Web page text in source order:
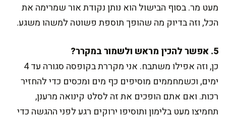
מעט מר. בסוף הבישול הוא נותן נקודת אור שמרימה את
הכל, וזה בדיוק מה שהופך תוספת פשוטה למשהו משגע.
5. אפשר להכין מראש ולשמור במקרר?
כן, וזה אפילו משתבח. אני מקררת בקופסה סגורה עד 4
ימים, וכשמחממים מוסיפים כף מים ומכסים כדי להחזיר
רכות. ואם אתם הופכים את זה לסלט קינואה מרענן,
תחמיצו מעט בלימון ותוסיפו ירוקים רגע לפני ההגשה כדי